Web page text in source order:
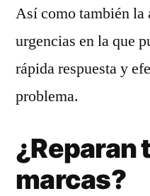
Así como también la
urgencias en la que
rápida respuesta y
problema.
¿Reparan
marcas?